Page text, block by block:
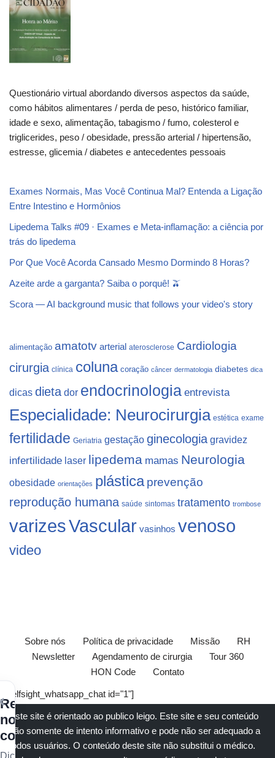
Questionário virtual abordando diversos aspectos da saúde,
como hábitos alimentares / perda de peso, histórico familiar,
idade e sexo, alimentação, tabagismo / fumo, colesterol e
triglicerides, peso / obesidade, pressão arterial / hipertensão,
estresse, glicemia / diabetes e antecedentes pessoais
Exames Normais, Mas Você Continua Mal? Entenda a Ligação
Entre Intestino e Hormônios
Lipedema Talks #09 · Exames e Meta-inflamação: a ciência por
trás do lipedema
Por Que Você Acorda Cansado Mesmo Dormindo 8 Horas?
Azeite arde a garganta? Saiba o porquê! 🫒
Scora — AI background music that follows your video's story
alimentação amatotv arterial aterosclerose Cardiologia
cirurgia clínica coluna coração câncer dermatologia diabetes dica
dicas dieta dor endocrinologia entrevista
Especialidade: Neurocirurgia estética exame
fertilidade Geriatria gestação ginecologia gravidez
infertilidade laser lipedema mamas Neurologia
obesidade orientações plástica prevenção
reprodução humana saúde sintomas tratamento trombose
varizesVascular vasinhos venoso
video
Sobre nós Política de privacidade Missão
RH
Newsletter
Agendamento de cirurgia
Tour 360
HON Code
Contato
[elfsight_whatsapp_chat id="1"]
Este site é orientado ao publico leigo. Este site e seu conteúdo
são somente de intento informativo e pode não ser adequado a
todos usuários. O conteúdo deste site não substitui o médico.
Receba
nossos
conteúdos
Dicas